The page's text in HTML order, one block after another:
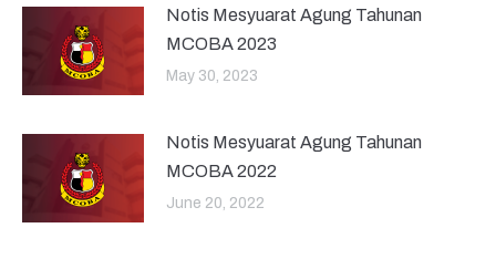
Notis Mesyuarat Agung Tahunan
MCOBA 2023
May 30, 2023
Notis Mesyuarat Agung Tahunan
MCOBA 2022
June 20, 2022